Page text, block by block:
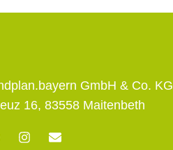
GmbH & Co. KG
16, 83558 Maitenbeth
I
n
E
n